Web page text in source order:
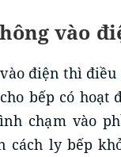
vào
điện thì
bếp có hoạt
chạm vào
cách ly bếp